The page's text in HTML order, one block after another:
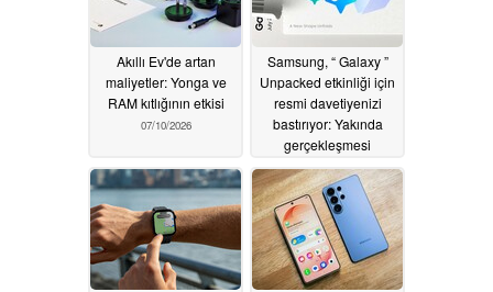
Akıllı Ev'de artan
maliyetler: Yonga ve
RAM kıtlığının etkisi
07/10/2026
Samsung, “ Galaxy ”
Unpacked etkinliği için
resmi davetiyenizi
bastırıyor: Yakında
gerçekleşmesi
beklenen Apple Eylül
etkinliğine bir ön bakış
07/08/2026